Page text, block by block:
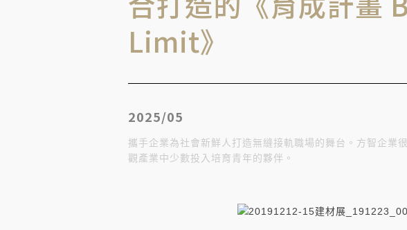
Limit》
2025/05
攜手企業為社會新鮮人打造無縫接軌職場的舞台。方智企業
觀產業中少數投入培育青年的夥伴。